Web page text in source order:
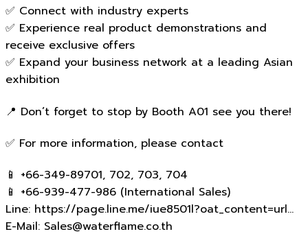
✅ Connect with industry experts
✅ Experience real product demonstrations and
receive exclusive offers
✅ Expand your business network at a leading Asian
exhibition
📍 Don’t forget to stop by Booth A01 see you there!
✅ For more information, please contact
📱 +66-349-89701, 702, 703, 704
📱 +66-939-477-986 (International Sales)
Line: https://page.line.me/iue8501l?oat_content=url…
E-Mail: Sales@waterflame.co.th